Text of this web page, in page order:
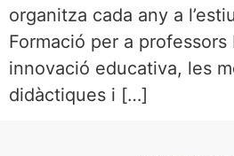
organitza cada any a
Formació per a professors
innovació educativa, les
didàctiques i […]